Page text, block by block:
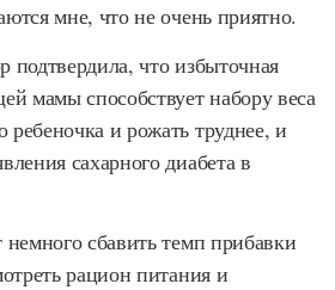
мне, что не очень приятно.
что избыточная
мамы способствует набору веса
и рожать труднее, и
сахарного диабета в
сбавить темп прибавки
рацион питания и